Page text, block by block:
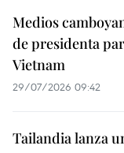
Medios
de presidenta
Vietnam
29/07/2026 09:42
Tailandia lanza